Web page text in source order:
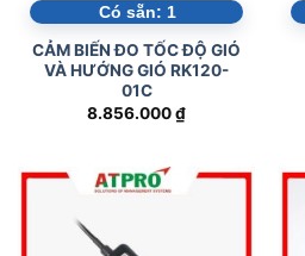
Có sẵn: 1
CẢM BIẾN ĐO TỐC ĐỘ GIÓ
VÀ HƯỚNG GIÓ RK120-
01C
8.856.000₫